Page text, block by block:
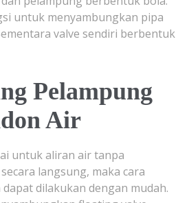
untuk menyambungkan pipa
valve sendiri berbentuk
Pelampung
Air
untuk aliran air tanpa
langsung, maka cara
dilakukan dengan mudah.